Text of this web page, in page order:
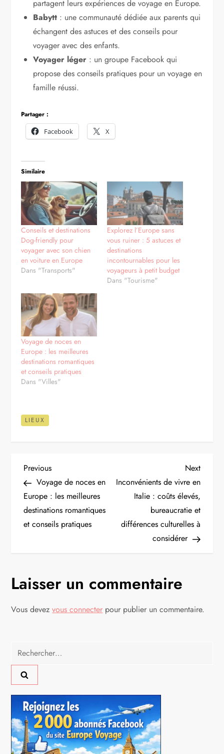
partagent leurs expériences de voyage en Europe.
Babytt : une communauté dédiée aux parents qui
échangent des astuces et des conseils pour
voyager avec des enfants.
Voyager léger : un groupe Facebook qui
propose des conseils pratiques pour un voyage en
famille réussi.
Partager :
Facebook
X
Similaire
Conseils et destinations
Dog-friendly pour
voyager avec son chien
en voiture en Europe
Dans "Transports"
Explorez l’Europe sans
vous ruiner : 5 astuces et
destinations
incontournables pour les
voyageurs à petit budget
Dans "Tourisme"
Voyage de noces en
Europe : les meilleures
destinations romantiques
et conseils pratiques
Dans "Villes"
LIEUX
N
a
v
a
t
o
n
d
e
Previous
Post
Previous
Voyage de noces en
Europe : les meilleures
destinations romantiques
et conseils pratiques
Next
Post
Next
Inconvénients de vivre en
Italie : coûts élevés,
bureaucratie et
différences culturelles à
considérer
Laisser un commentaire
Vous devezvous connecter pour publier un commentaire.
Rechercher :